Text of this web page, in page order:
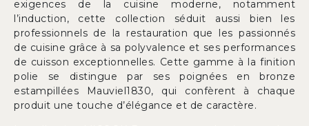
exigences de la cuisine moderne, notamment
l’induction, cette collection séduit aussi bien les
professionnels de la restauration que les passionnés
de cuisine grâce à sa polyvalence et ses performances
de cuisson exceptionnelles. Cette gamme à la finition
polie se distingue par ses poignées en bronze
estampillées Mauviel1830, qui confèrent à chaque
produit une touche d’élégance et de caractère.